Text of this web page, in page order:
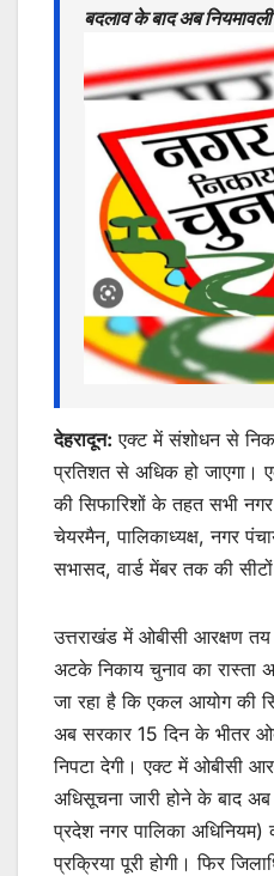
A
p
b
o
o
k
बदलाव के बाद अब
देहरादून: एक्ट में संशोधन से
प्रतिशत से अधिक हो जाएगा।
की सिफारिशों के तहत सभी
चेयरमैन, पालिकाध्यक्ष, नगर
सभासद, वार्ड मेंबर तक की
उत्तराखंड में ओबीसी आरक्षण
अटके निकाय चुनाव का रास्ता
जा रहा है कि एकल आयोग की
अब सरकार 15 दिन के भीतर
निपटा देगी। एक्ट में ओबीसी
अधिसूचना जारी होने के बाद
प्रदेश नगर पालिका अधिनियम)
प्रक्रिया पूरी होगी। फिर